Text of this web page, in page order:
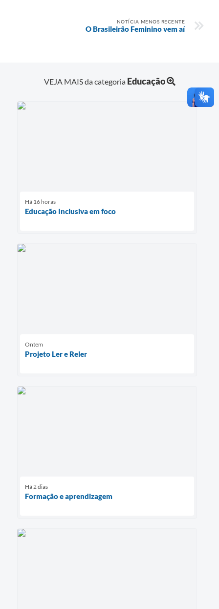
NOTÍCIA MENOS RECENTE
O Brasileirão Feminino vem aí
VEJA MAIS da categoria Educação
Há 16 horas
Educação Inclusiva em foco
Ontem
Projeto Ler e Reler
Há 2 dias
Formação e aprendizagem